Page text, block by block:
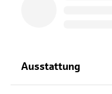
Ausstattung